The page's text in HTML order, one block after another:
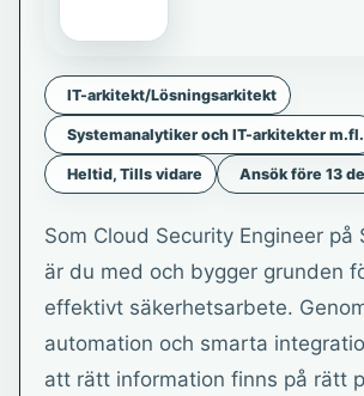
IT-arkitekt/Lösningsarkitekt
Systemanalytiker och IT-arkitekter m.fl.
Heltid, Tills vidare Ansök före 13
Som Cloud Security Engineer på
är du med och bygger grunden
effektivt säkerhetsarbete.
automation och smarta
att rätt information finns på rätt